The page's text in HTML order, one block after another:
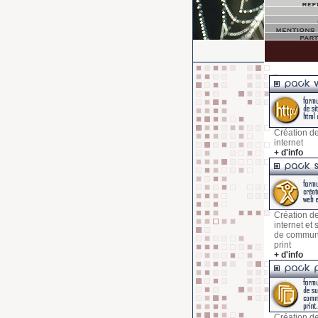
Création
internet
+ d'info
Création
internet et
de
print
+ d'info